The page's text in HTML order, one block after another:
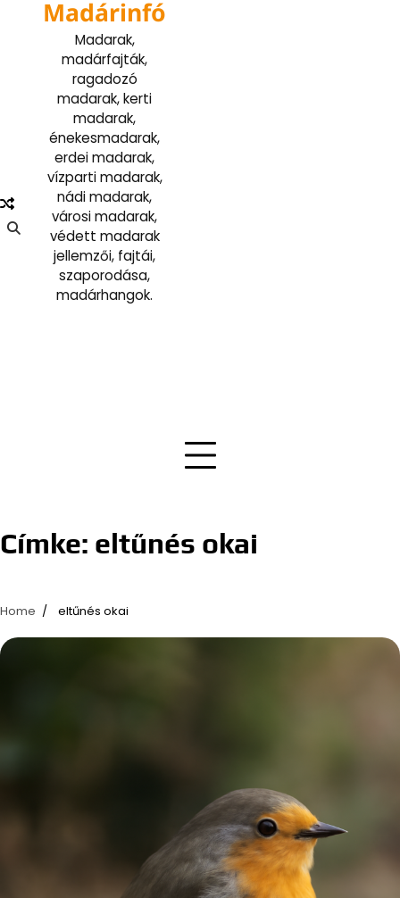
Madárinfó
Madarak,
madárfajták,
ragadozó
madarak, kerti
madarak,
énekesmadarak,
erdei madarak,
vízparti madarak,
nádi madarak,
városi madarak,
védett madarak
jellemzői, fajtái,
szaporodása,
madárhangok.
Címke: eltűnés okai
Home eltűnés okai